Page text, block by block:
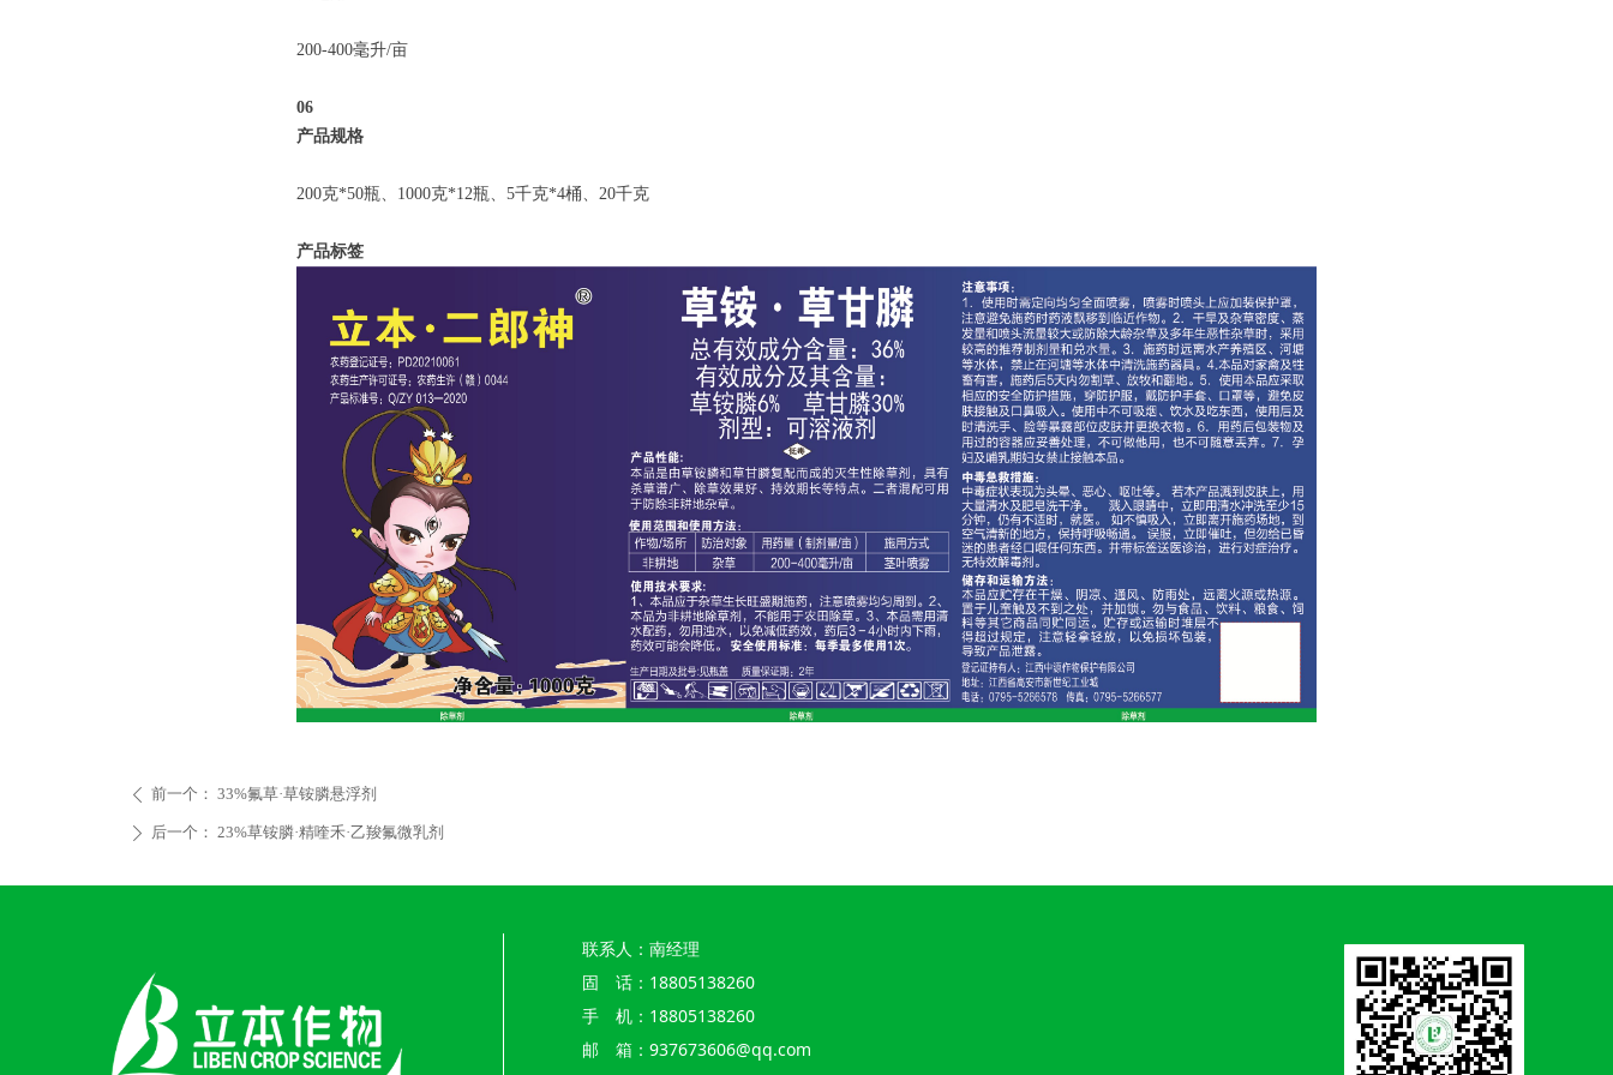
200-400毫升/亩
06
产品规格
200克*50瓶、1000克*12瓶、5千克*4桶、20千克
产品标签
ꄴ 前一个： 33%氟草·草铵膦悬浮剂
ꄲ 后一个： 23%草铵膦·精喹禾·乙羧氟微乳剂
联系人：南经理
固 话：18805138260
手 机：18805138260
邮 箱：937673606@qq.com